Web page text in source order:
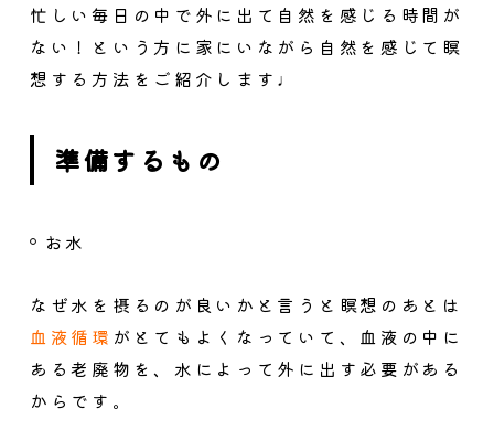
忙しい毎日の中で外に出て自然を感じる時間が
ない！という方に家にいながら自然を感じて瞑
想する方法をご紹介します♩
準備するもの
お水
なぜ水を摂るのが良いかと言うと瞑想のあとは
血液循環 がとてもよくなっていて、血液の中に
ある老廃物を、水によって外に出す必要がある
からです。